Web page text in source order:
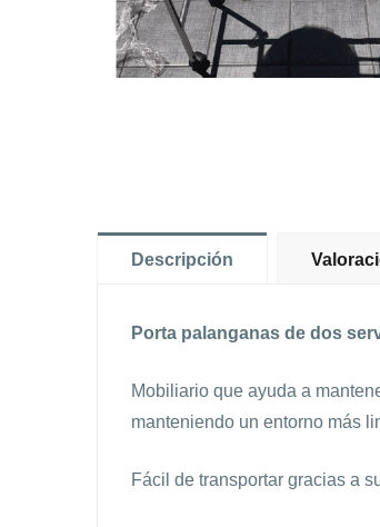
Descripción
Porta palanganas de dos
Mobiliario que ayuda a
manteniendo un entorno más
Fácil de transportar gracias a